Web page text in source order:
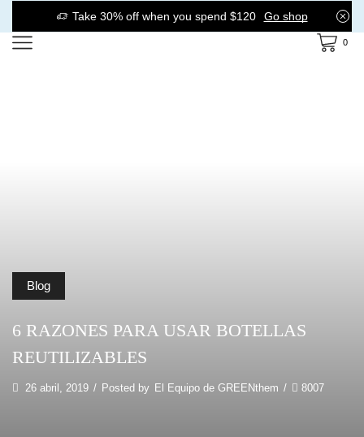
Take 30% off when you spend $120 Go shop
0
Blog
6 RAZONES PARA USAR BOTELLAS
REUTILIZABLES
26 abril, 2019 / Posted by El Equipo de GREENthem / 8007